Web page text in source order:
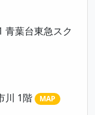
青葉台東急スク
川 1階
MAP